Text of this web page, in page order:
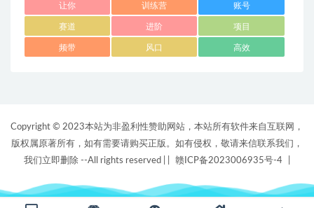
让你 训练营 账号
赛道 进阶 项目
频带 风口 高效
Copyright © 2023本站为非盈利性赞助网站，本站所有软件来自互联网，
版权属原著所有，如有需要请购买正版。如有侵权，敬请来信联系我们，
我们立即删除 --All rights reserved |
赣ICP备2023006935号-4